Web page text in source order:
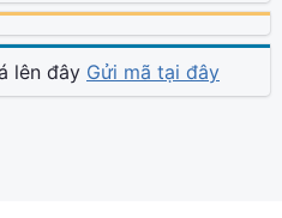
lên đây Gửi mã tại đây